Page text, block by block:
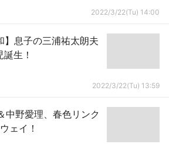
2022/3/22(Tu) 14:00
】息子の三浦祐太朗夫
生！
2022/3/22(Tu) 13:59
中野愛理、春色リンク
ェイ！